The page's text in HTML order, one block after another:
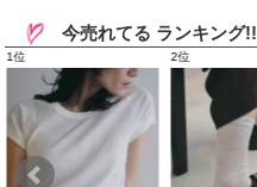
今売れてる ランキング!!